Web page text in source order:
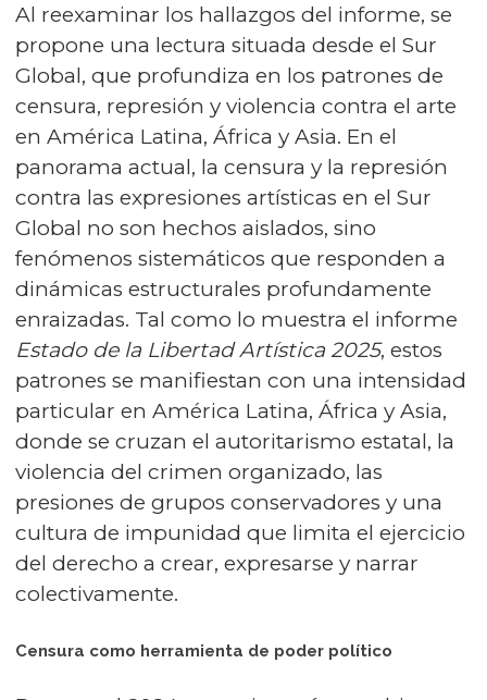
Al reexaminar los hallazgos del informe, se
propone una lectura situada desde el Sur
Global, que profundiza en los patrones de
censura, represión y violencia contra el arte
en América Latina, África y Asia. En el
panorama actual, la censura y la represión
contra las expresiones artísticas en el Sur
Global no son hechos aislados, sino
fenómenos sistemáticos que responden a
dinámicas estructurales profundamente
enraizadas. Tal como lo muestra el informe
Estado de la Libertad Artística 2025, estos
patrones se manifiestan con una intensidad
particular en América Latina, África y Asia,
donde se cruzan el autoritarismo estatal, la
violencia del crimen organizado, las
presiones de grupos conservadores y una
cultura de impunidad que limita el ejercicio
del derecho a crear, expresarse y narrar
colectivamente.
Censura como herramienta de poder político